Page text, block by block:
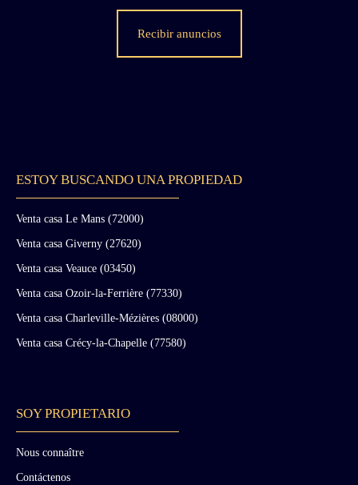
Recibir anuncios
ESTOY BUSCANDO UNA PROPIEDAD
Venta casa Le Mans (72000)
Venta casa Giverny (27620)
Venta casa Veauce (03450)
Venta casa Ozoir-la-Ferrière (77330)
Venta casa Charleville-Mézières (08000)
Venta casa Crécy-la-Chapelle (77580)
SOY PROPIETARIO
Nous connaître
Contáctenos